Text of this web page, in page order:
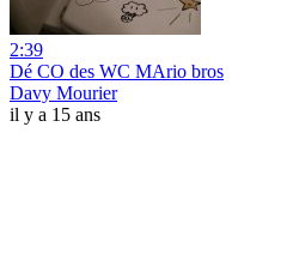
2:39
Dé CO des WC MArio bros
Davy Mourier
il y a 15 ans